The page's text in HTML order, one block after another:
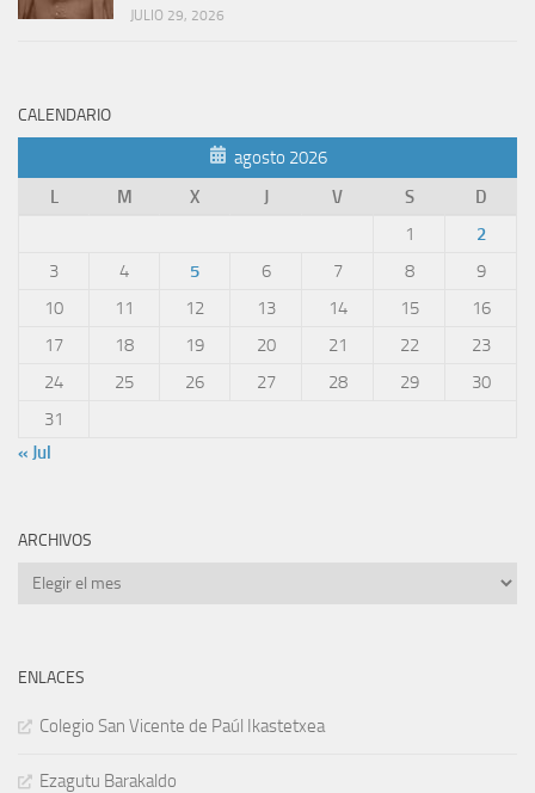
JULIO 29, 2026
CALENDARIO
agosto 2026
L
M X J V S
D
1
2
3
4 5 6 7 8
9
10
11 12 13 14 15
16
17
18 19 20 21 22
23
24
25 26 27 28 29
30
31
« Jul
ARCHIVOS
Archivos
ENLACES
Colegio San Vicente de Paúl Ikastetxea
Ezagutu Barakaldo